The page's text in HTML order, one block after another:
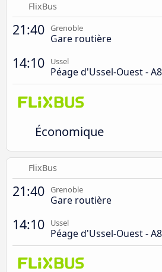
FlixBus
21:40 Grenoble
Gare routière
14:10 Ussel
Péage d'Ussel-Ouest -
Économique
FlixBus
21:40 Grenoble
Gare routière
14:10 Ussel
Péage d'Ussel-Ouest -